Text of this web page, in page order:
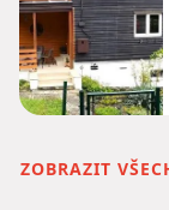
ZOBRAZIT